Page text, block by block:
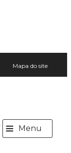
Mapa do site
≡ Menu